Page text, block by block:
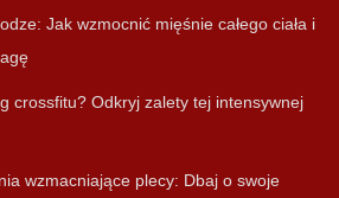
Jak wzmocnić mięśnie całego ciała i
crossfitu? Odkryj zalety tej intensywnej
wzmacniające plecy: Dbaj o swoje